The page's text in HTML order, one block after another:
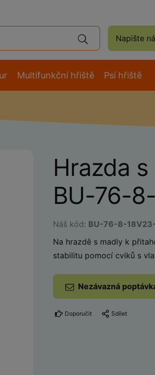
Napište
Multifunkční hřiště Psí hřiště
Hrazda
BU-76-
Náš kód: BU-76-8-
Na hrazdě s madly k
stabilitu pomocí cviků s
Nezávazná
Doporučit Sdílet